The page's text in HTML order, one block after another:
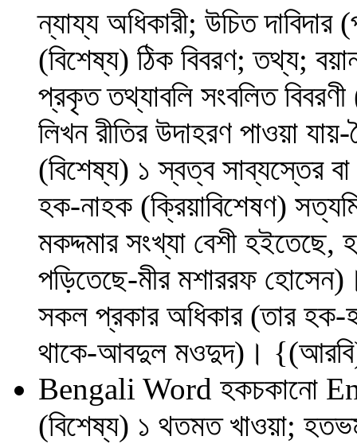
ন্যায্য অধিকারী; উচিত
(বিশেষ্য) ঠিক বিবরণ; তথ্য;
প্রকৃত তথ্যাবলি সংবলিত
লিখন রীতির উদাহরণ পাওয়া
(বিশেষ্য) ১ স্বত্ব সাব্যস্তের বা
হক-নাহক (ক্রিয়াবিশেষণ)
মকদ্দমার সংখ্যা বেশী
পড়িতেছে-মীর মশাররফ
সকল প্রকার অধিকার (তার হক-
থাকে-আবদুল মওদুদ)।
Bengali Word হকচকানো
(বিশেষ্য) ১ থতমত খাওয়া;